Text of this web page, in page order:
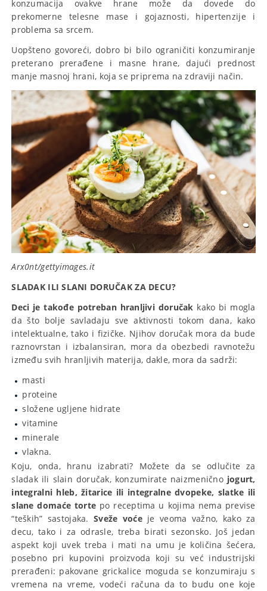
konzumacija ovakve hrane može da dovede do
prekomerne telesne mase i gojaznosti, hipertenzije i
problema sa srcem.
Uopšteno govoreći, dobro bi bilo ograničiti konzumiranje
preterano prerađene i masne hrane, dajući prednost
manje masnoj hrani, koja se priprema na zdraviji način.
Arx0nt/gettyimages.it
SLADAK ILI SLANI DORUČAK ZA DECU?
Deci je takođe potreban hranljivi doručak kako bi mogla
da što bolje savladaju sve aktivnosti tokom dana, kako
intelektualne, tako i fizičke. Njihov doručak mora da bude
raznovrstan i izbalansiran, mora da obezbedi ravnotežu
između svih hranljivih materija, dakle, mora da sadrži:
masti
proteine
složene ugljene hidrate
vitamine
minerale
vlakna.
Koju, onda, hranu izabrati? Možete da se odlučite za
sladak ili slain doručak, konzumirate naizmenično jogurt,
integralni hleb, žitarice ili integralne dvopeke, slatke ili
slane domaće torte po receptima u kojima nema previse
“teških” sastojaka. Sveže voćeje veoma važno, kako za
decu, tako i za odrasle, treba birati sezonsko. Još jedan
aspekt koji uvek treba i mati na umu je količina šećera,
posebno pri kupovini proizvoda koji su već industrijski
prerađeni: pakovane grickalice moguda se konzumiraju s
vremena na vreme, vodeći računa da to budu one koje